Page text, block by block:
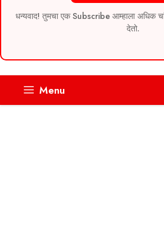
धन्यवाद! तुमचा एक Subscribe आम्हाला अधिक
देतो.
Menu